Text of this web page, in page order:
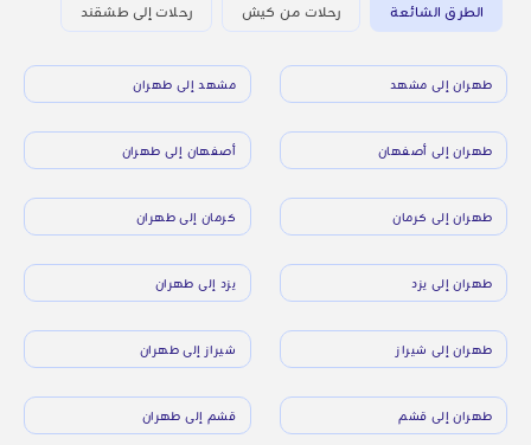
الطرق الشائعة رحلات من كيش رحلات إلى طشقند
طهران إلى مشهد مشهد إلى طهران
طهران إلى أصفهان أصفهان إلى طهران
طهران إلى كرمان كرمان إلى طهران
طهران إلى يزد يزد إلى طهران
طهران إلى شيراز شيراز إلى طهران
طهران إلى قشم قشم إلى طهران